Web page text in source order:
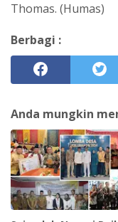
Thomas. (Humas)
Berbagi :
Anda mungkin